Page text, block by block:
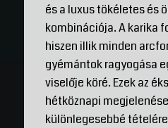
és a luxus tökéletes és
kombinációja. A karika
hiszen illik minden
gyémántok ragyogása
viselője köré. Ezek az
hétköznapi
különlegesebbé